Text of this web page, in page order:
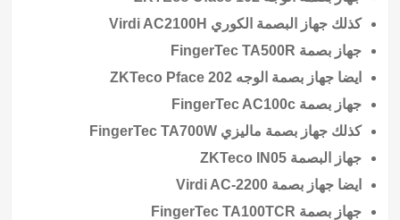
كذلك جهاز البصمة الكوري Virdi AC2100H
جهاز بصمة FingerTec TA500R
ايضا جهاز بصمة الوجه ZKTeco Pface 202
جهاز بصمة FingerTec AC100c
كذلك جهاز بصمة ماليزي FingerTec TA700W
جهاز البصمة ZKTeco IN05
ايضا جهاز بصمة Virdi AC-2200
جهاز بصمة FingerTec TA100TCR